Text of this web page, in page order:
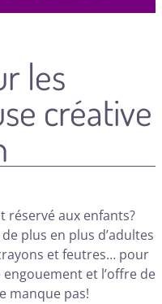
les
créative
réservé aux enfants?
plus en plus d’adultes
et feutres… pour
et l’offre de
manque pas!